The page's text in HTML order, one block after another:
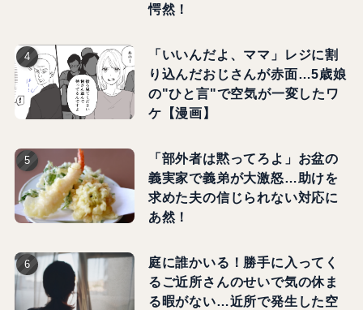
愕然！
「いいんだよ、ママ」レジに割
り込んだおじさんが赤面…5歳娘
の"ひと言"で空気が一変したワ
ケ【漫画】
「部外者は黙ってろよ」お盆の
義実家で義弟が大激怒…助けを
求めた夫の信じられない対応に
あ然！
庭に誰かいる！勝手に入ってく
るご近所さんのせいで気の休ま
る暇がない…近所で発生した空